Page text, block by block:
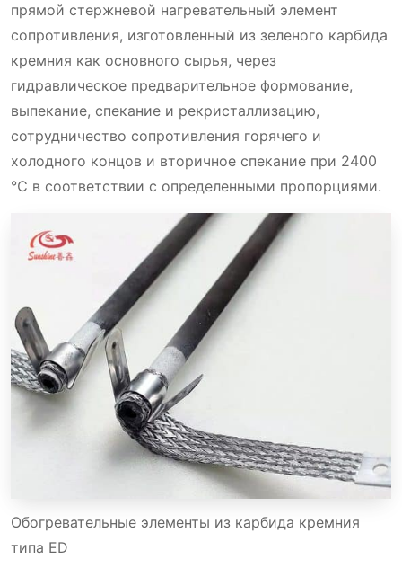
элементов типа ED из карбида кремния
Применение нагревательных элементов
Преимущества нагревательных элементов
типа ED(RR) SiC
прямой стержневой нагревательный элемент
сопротивления, изготовленный из зеленого карбида
кремния как основного сырья, через
гидравлическое предварительное формование,
выпекание, спекание и рекристаллизацию,
сотрудничество сопротивления горячего и
холодного концов и вторичное спекание при 2400
℃ в соответствии с определенными пропорциями.
Обогревательные элементы из карбида кремния
типа ED